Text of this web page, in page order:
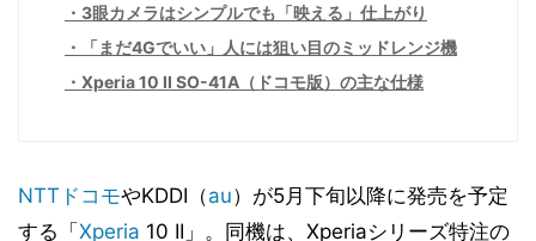
3眼カメラはシンプルでも「映える」仕上がり
「まだ4Gでいい」人には狙い目のミッドレンジ機
Xperia 10 II SO-41A（ドコモ版）の主な仕様
NTTドコモやKDDI（au）が5月下旬以降に発売を予定
する「 Xperia 10 II」。同機は、Xperiaシリーズ特注の